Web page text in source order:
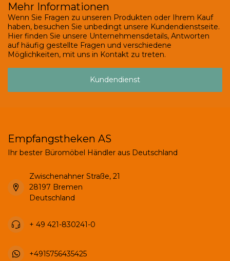
Mehr Informationen
Wenn Sie Fragen zu unseren Produkten oder Ihrem Kauf
haben, besuchen Sie unbedingt unsere Kundendienstseite.
Hier finden Sie unsere Unternehmensdetails, Antworten
auf häufig gestellte Fragen und verschiedene
Möglichkeiten, mit uns in Kontakt zu treten.
Kundendienst
Empfangstheken AS
Ihr bester Büromöbel Händler aus Deutschland
Zwischenahner Straße, 21
28197 Bremen
Deutschland
+ 49 421-830241-0
+4915756435425